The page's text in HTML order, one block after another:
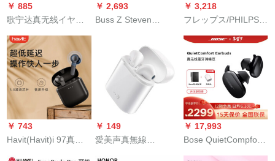
￥ 885
歌宁达真无线イヤホ
米k 30 nome me me
8 proBluetoothイヤ運
動入耳式赤
￥ 2,693
Buss Z Steven
スト名を连ねてカス
タスズした。
￥ 3,218
フレップス/PHILPS
ドトラック监聴级连
携电话ボックスボッ
クスボックス
￥ 743
Havit(Havit)i 97真无
￥ 149
愛美声真無線
￥ 17,993
Bose QuietCompfort